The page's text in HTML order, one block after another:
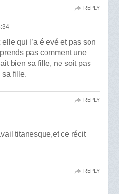
elle qui l’a élevé et pas son
pas comment une
bien sa fille, ne soit pas
sa fille.
REPLY
titanesque,et ce récit
REPLY
REPLY